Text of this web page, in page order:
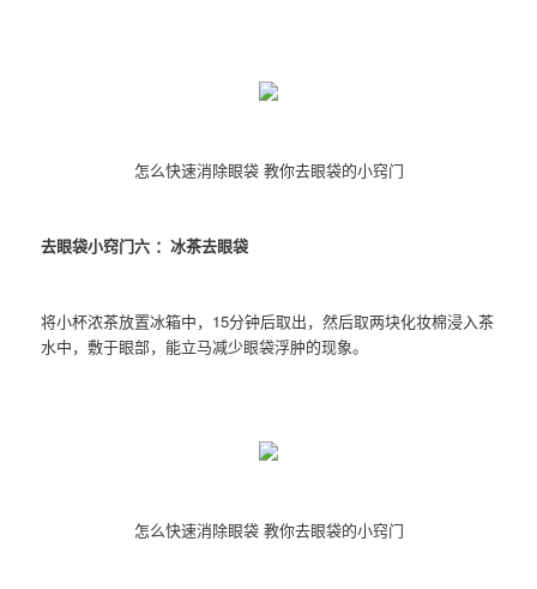
怎么快速消除眼袋 教你去眼袋的小窍门
去眼袋小窍门六 ：冰茶去眼袋
将小杯浓茶放置冰箱中，15分钟后取出，然后取两块化妆棉浸入茶
水中，敷于眼部，能立马减少眼袋浮肿的现象。
怎么快速消除眼袋 教你去眼袋的小窍门